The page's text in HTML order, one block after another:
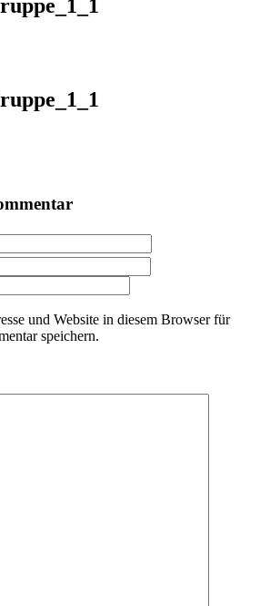
und Website in diesem Browser für
speichern.